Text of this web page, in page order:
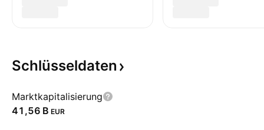
Schlüsseldaten
Marktkapitalisierung
‪41,56 B‬ EUR